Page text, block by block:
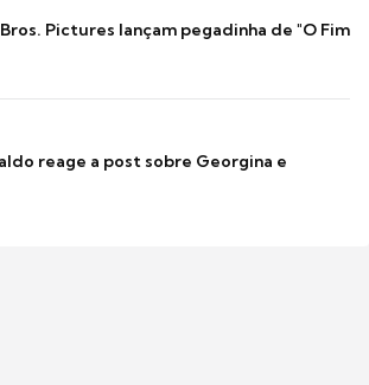
Pictures lançam pegadinha de "O Fim
reage a post sobre Georgina e